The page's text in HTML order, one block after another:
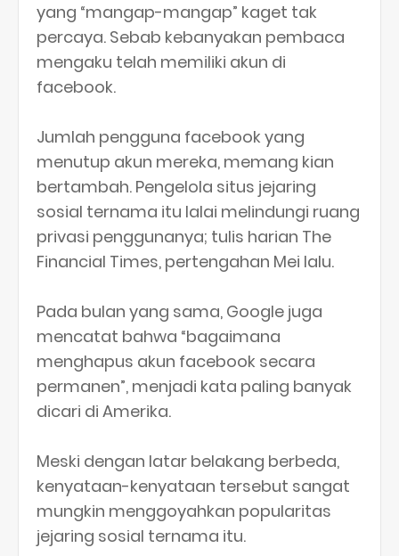
yang “mangap-mangap” kaget tak
percaya. Sebab kebanyakan pembaca
mengaku telah memiliki akun di
facebook.
Jumlah pengguna facebook yang
menutup akun mereka, memang kian
bertambah. Pengelola situs jejaring
sosial ternama itu lalai melindungi ruang
privasi penggunanya; tulis harian The
Financial Times, pertengahan Mei lalu.
Pada bulan yang sama, Google juga
mencatat bahwa “bagaimana
menghapus akun facebook secara
permanen”, menjadi kata paling banyak
dicari di Amerika.
Meski dengan latar belakang berbeda,
kenyataan-kenyataan tersebut sangat
mungkin menggoyahkan popularitas
jejaring sosial ternama itu.